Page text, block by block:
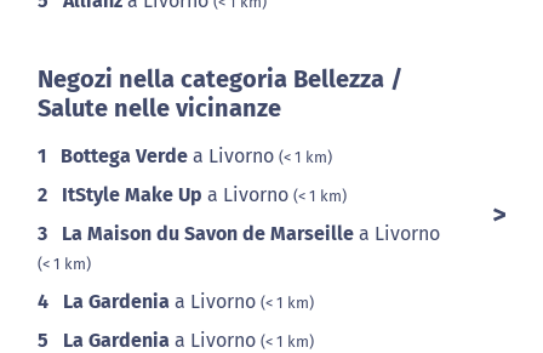
Negozi nella categoria Bellezza /
Salute nelle vicinanze
1 Bottega Verde a Livorno (< 1 km)
2 ItStyle Make Up a Livorno (< 1 km)
3 La Maison du Savon de Marseille a Livorno
(< 1 km)
4 La Gardenia a Livorno (< 1 km)
5 La Gardenia a Livorno (< 1 km)